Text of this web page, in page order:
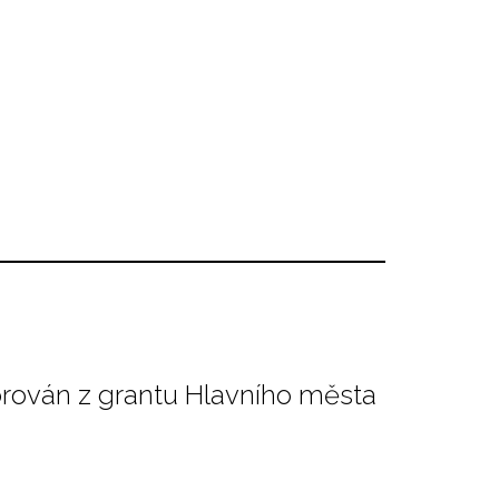
z grantu Hlavního města